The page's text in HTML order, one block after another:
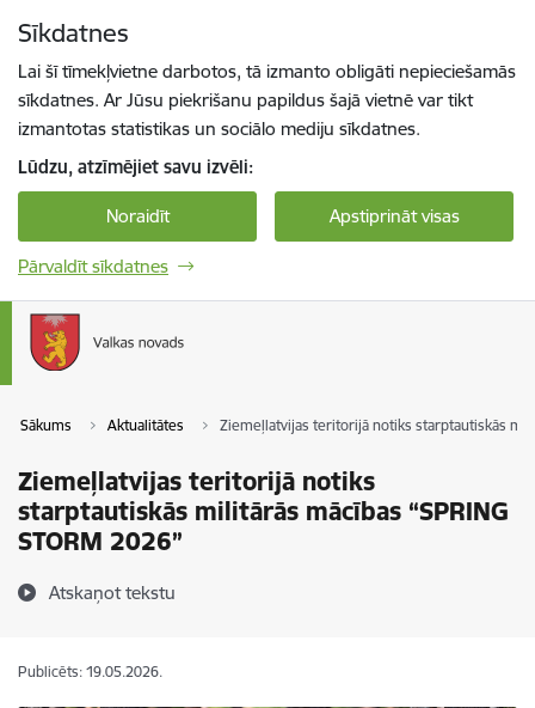
Sīkdatnes
Lai šī tīmekļvietne darbotos, tā izmanto obligāti nepieciešamās
sīkdatnes. Ar Jūsu piekrišanu papildus šajā vietnē var tikt
izmantotas statistikas un sociālo mediju sīkdatnes.
Lūdzu, atzīmējiet savu izvēli:
Noraidīt Apstiprināt visas
Pārvaldīt sīkdatnes
Sākums Aktualitātes Ziemeļlatvijas teritorijā notiks starptautiskās
Ziemeļlatvijas teritorijā notiks
starptautiskās militārās mācības “SPRING
STORM 2026”
Atskaņot tekstu
Publicēts: 19.05.2026.